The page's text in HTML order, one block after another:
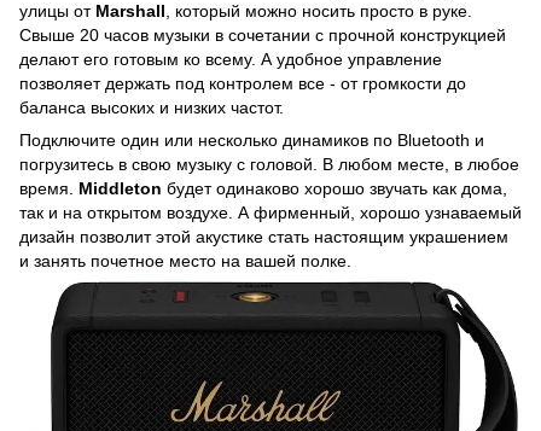
улицы от Marshall , который можно носить просто в руке.
Свыше 20 часов музыки в сочетании с прочной конструкцией
делают его готовым ко всему. А удобное управление
позволяет держать под контролем все - от громкости до
баланса высоких и низких частот.
Подключите один или несколько динамиков по Bluetooth и
погрузитесь в свою музыку с головой. В любом месте, в любое
время. Middleton будет одинаково хорошо звучать как дома,
так и на открытом воздухе. А фирменный, хорошо узнаваемый
дизайн позволит этой акустике стать настоящим украшением
и занять почетное место на вашей полке.